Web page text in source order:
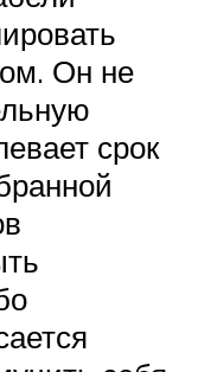
Он не
срок